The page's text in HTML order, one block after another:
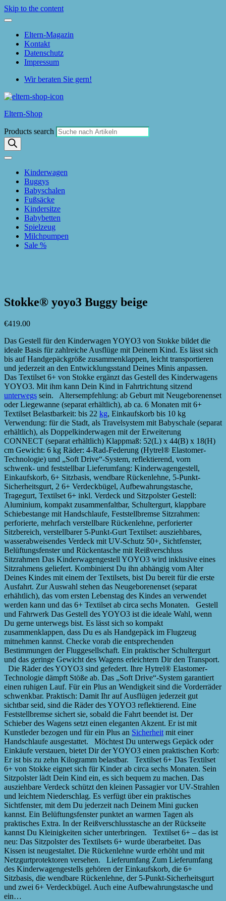
Skip to the content
Eltern-Magazin
Kontakt
Datenschutz
Impressum
Wir beraten Sie gern!
Eltern-Shop
Products search
Kinderwagen
Buggys
Babyschalen
Fußsäcke
Kindersitze
Babybetten
Spielzeug
Milchpumpen
Sale %
Stokke® yoyo3 Buggy beige
€419.00
Das Gestell für den Kinderwagen YOYO3 von Stokke bildet die
ideale Basis für zahlreiche Ausflüge mit Deinem Kind. Es lässt sich
bis auf Handgepäckgröße zusammenklappen, leicht transportieren
und jederzeit an den Entwicklungsstand Deines Minis anpassen.
Das Textilset 6+ von Stokke ergänzt das Gestell des Kinderwagens
YOYO3. Mit ihm kann Dein Kind in Fahrtrichtung sitzend
unterwegs sein. Altersempfehlung: ab Geburt mit Neugeborenenset
oder Liegewanne (separat erhältlich), ab ca. 6 Monaten mit 6+
Textilset Belastbarkeit: bis 22 kg, Einkaufskorb bis 10 kg
Verwendung: für die Stadt, als Travelsystem mit Babyschale (separat
erhältlich), als Doppelkinderwagen mit der Erweiterung
CONNECT (separat erhältlich) Klappmaß: 52(L) x 44(B) x 18(H)
cm Gewicht: 6 kg Räder: 4-Rad-Federung (Hytrel® Elastomer-
Technologie) und „Soft Drive“-System, reflektierend, vorn
schwenk- und feststellbar Lieferumfang: Kinderwagengestell,
Einkaufskorb, 6+ Sitzbasis, wendbare Rückenlehne, 5-Punkt-
Sicherheitsgurt, 2 6+ Verdeckbügel, Aufbewahrungstasche,
Tragegurt, Textilset 6+ inkl. Verdeck und Sitzpolster Gestell:
Aluminium, kompakt zusammenfaltbar, Schultergurt, klappbare
Schiebestange mit Handschlaufe, Feststellbremse Sitzrahmen:
perforierte, mehrfach verstellbare Rückenlehne, perforierter
Sitzbereich, verstellbarer 5-Punkt-Gurt Textilset: ausziehbares,
wasserabweisendes Verdeck mit UV-Schutz 50+, Sichtfenster,
Belüftungsfenster und Rückentasche mit Reißverschluss
Sitzrahmen Das Kinderwagengestell YOYO3 wird inklusive eines
Sitzrahmens geliefert. Kombinierst Du ihn abhängig vom Alter
Deines Kindes mit einem der Textilsets, bist Du bereit für die erste
Ausfahrt. Zur Auswahl stehen das Neugeborenenset (separat
erhähtlich), das vom ersten Lebenstag des Kindes an verwendet
werden kann und das 6+ Textilset ab circa sechs Monaten. Gestell
und Fahrwerk Das Gestell des YOYO3 ist die ideale Wahl, wenn
Du gerne unterwegs bist. Es lässt sich so kompakt
zusammenklappen, dass Du es als Handgepäck im Flugzeug
mitnehmen kannst. Checke vorab die entsprechenden
Bestimmungen der Fluggesellschaft. Ein praktischer Schultergurt
und das geringe Gewicht des Wagens erleichtern Dir den Transport.
Die Räder des YOYO3 sind gefedert. Ihre Hytrel® Elastomer-
Technologie dämpft Stöße ab. Das „Soft Drive“-System garantiert
einen ruhigen Lauf. Für ein Plus an Wendigkeit sind die Vorderräder
schwenkbar. Praktisch: Damit Ihr auf Ausflügen jederzeit gut
sichtbar seid, sind die Räder des YOYO3 reflektierend. Eine
Feststellbremse sichert sie, sobald die Fahrt beendet ist. Der
Schieber des Wagens setzt einen eleganten Akzent. Er ist mit
Kunstleder bezogen und für ein Plus an Sicherheit mit einer
Handschlaufe ausgestattet. Möchtest Du unterwegs Gepäck oder
Einkäufe verstauen, bietet Dir der YOYO3 einen praktischen Korb:
Er ist bis zu zehn Kilogramm belastbar. Textilset 6+ Das Textilset
6+ von Stokke eignet sich für Kinder ab circa sechs Monaten. Sein
Sitzpolster lädt Dein Kind ein, es sich bequem zu machen. Das
ausziehbare Verdeck schützt den kleinen Passagier vor UV-Strahlen
und leichtem Niederschlag. Es verfügt über ein praktisches
Sichtfenster, mit dem Du jederzeit nach Deinem Mini gucken
kannst. Ein Belüftungsfenster punktet an warmen Tagen als
praktisches Extra. In der Reißverschlusstasche an der Rückseite
kannst Du Kleinigkeiten sicher unterbringen. Textilset 6+ – das ist
neu: Das Sitzpolster des Textilsets 6+ wurde überarbeitet. Das
Kissen ist neugestaltet. Die Rückenlehne wurde erhöht und mit
Netzgurtprotektoren versehen. Lieferumfang Zum Lieferumfang
des Kinderwagengestells gehören der Einkaufskorb, die 6+
Sitzbasis, die wendbare Rückenlehne, der 5-Punkt-Sicherheitsgurt
und zwei 6+ Verdeckbügel. Auch eine Aufbewahrungstasche und
ein…